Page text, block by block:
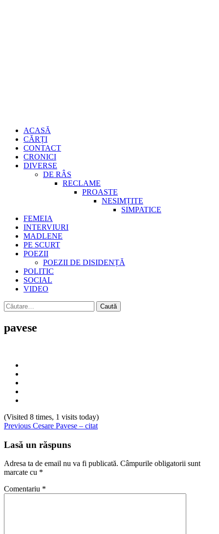
Primary
Menu
ACASĂ
CĂRȚI
CONTACT
CRONICI
DIVERSE
DE RÂS
RECLAME
PROASTE
NESIMȚITE
SIMPATICE
FEMEIA
INTERVIURI
MADLENE
PE SCURT
POEZII
POEZII DE DISIDENȚĂ
POLITIC
SOCIAL
VIDEO
Caută
după:
pavese
(Visited 8 times, 1 visits today)
Continue
Reading
Previous Cesare Pavese – citat
Lasă un răspuns
Adresa ta de email nu va fi publicată. Câmpurile obligatorii sunt
marcate cu *
Comentariu *